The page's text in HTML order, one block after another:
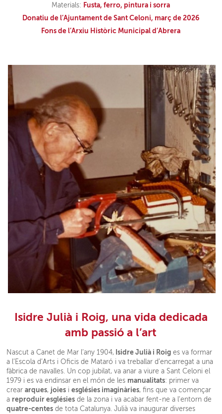
Materials: Fusta, ferro, pintura i sorra
Donatiu de l’Ajuntament de Sant Celoni, març de 2026
Fons de l’Arxiu Històric Municipal d’Abrera
Isidre Julià i Roig, una vida dedicada
amb passió a l’art
Nascut a Canet de Mar l’any 1904, Isidre Julià i Roig es va formar
a l’Escola d’Arts i Oficis de Mataró i va treballar d’encarregat a una
fàbrica de navalles. Un cop jubilat, va anar a viure a Sant Celoni el
1979 i es va endinsar en el món de les manualitats: primer va
creararques, joies iesglésies imaginàries, fins que va començar
a reproduir esglésies de la zona i va acabar fent-ne a l'entorn de
quatre-centes de tota Catalunya. Julià va inaugurar diverses